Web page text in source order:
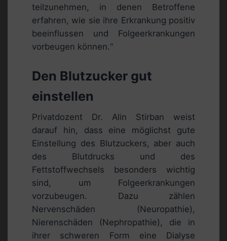
teilzunehmen, in denen Betroffene
erfahren, wie sie ihre Erkrankung positiv
beeinflussen und Folgeerkrankungen
vorbeugen können.“
Den Blutzucker gut
einstellen
Privatdozent Dr. Alin Stirban weist
darauf hin, dass eine möglichst gute
Einstellung des Blutzuckers, aber auch
des Blutdrucks und des
Fettstoffwechsels besonders wichtig
sind, um Folgeerkrankungen
vorzubeugen. Dazu zählen
Nervenschäden (Neuropathie),
Nierenschäden (Nephropathie), die in
ihrer schweren Form eine Dialyse